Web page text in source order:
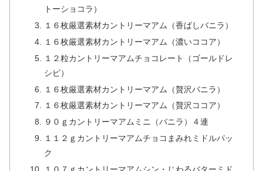
トーショコラ）
１６枚厳選素材カントリーマアム（香ばしバニラ）
１６枚厳選素材カントリーマアム（濃いココア）
１２粒カントリーマアムチョコレート（ゴールドレ
シピ）
１６枚厳選素材カントリーマアム（贅沢バニラ）
１６枚厳選素材カントリーマアム（贅沢ココア）
９０ｇカントリーマアムミニ（バニラ）４連
１１２ｇカントリーマアムチョコまみれミドルパッ
ク